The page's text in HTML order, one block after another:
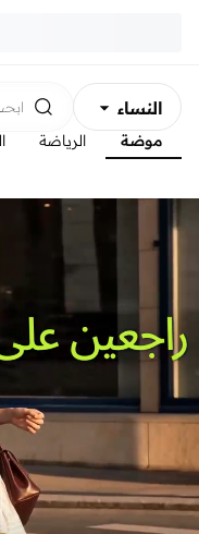
النساء
الرجال
الأطفال
موضة الرياضة